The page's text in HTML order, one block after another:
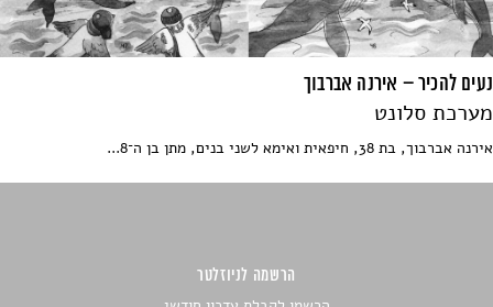
נעים להכיר – אירנה אברבוך
מערכת סלונט
אירנה אברבוך, בת 38, חיפאית ואימא לשני בנים, מתן בן ה־8...
הרשמה לניוזלטר